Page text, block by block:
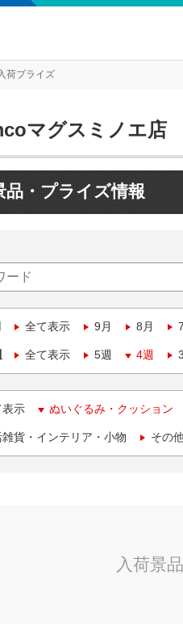
荷プライズ
マグスミノエ店
品・プライズ情報
全て表示 9月 8月
全て表示 5週 4週
表示 ぬいぐるみ・クッション
貨・インテリア・小物 その